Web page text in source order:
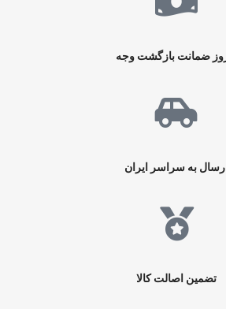
ارسال به سراسر ایران
تضمین اصالت کالا